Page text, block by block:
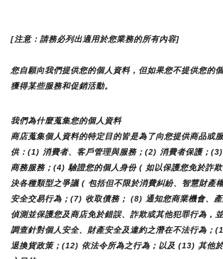
[注意：請務必列出適用於您業務的所有內容]
您自願向我們提供您的個人資料，但如果您不提供您的
獲得某些服務和促銷活動。
我們為什麼蒐集您的個人資料
商店蒐集個人資料的特定目的皆是為了向您提供商品或
供：(1) 消費者、客戶管理與服務；(2) 消費者保護；
商務服務；(4) 驗證您的個人身份 ( 如以保護您免於詐
決各種類型之爭議 ( 包括但不限於消費糾紛、智慧財產
安全交易行為；(7) 收取債務； (8) 通知您商業機會、
偵測並保護您及商店免於錯誤、詐欺或其他犯罪行為，
調查針對個人安全、財產安全及違約之潛在不法行為；
退換貨政策；(12) 依法令所為之行為；以及 (13) 其他